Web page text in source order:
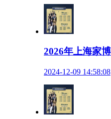
2026年上海家
2024-12-09 14:58:08